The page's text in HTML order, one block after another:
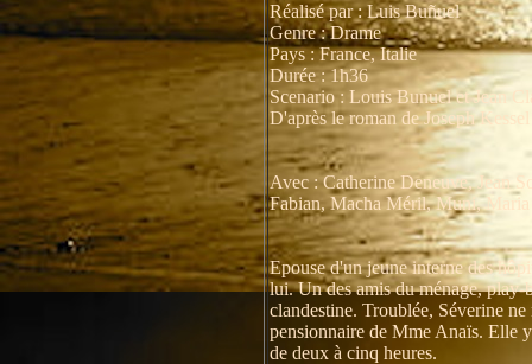
Réalisé par : Luis Buñuel
Genre : Drame
Pays : France, Italie
Durée : 1h36
Scenario : Louis Bunuel et Jean
D'après le roman de Joseph Kessel
Avec : Catherine Deneuve, Jean
Fabian, Macha Méril, Muni,
Epouse d'un jeune interne des
lui. Un des amis du ménage,
clandestine. Troublée, Séverine
pensionnaire de Mme Anaïs. Elle
de deux à cinq heures.